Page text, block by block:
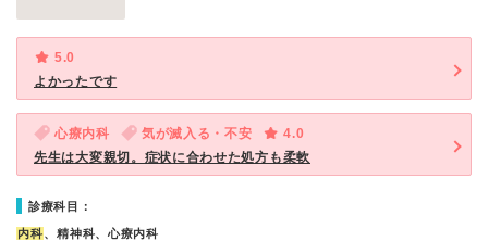
5.0
よかったです
心療内科 気が滅入る・不安
4.0
先生は大変親切。症状に合わせた処方も柔軟
診療科目：
内科、精神科、心療内科